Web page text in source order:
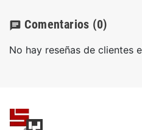
chat Comentarios (0)
No hay reseñas de clientes